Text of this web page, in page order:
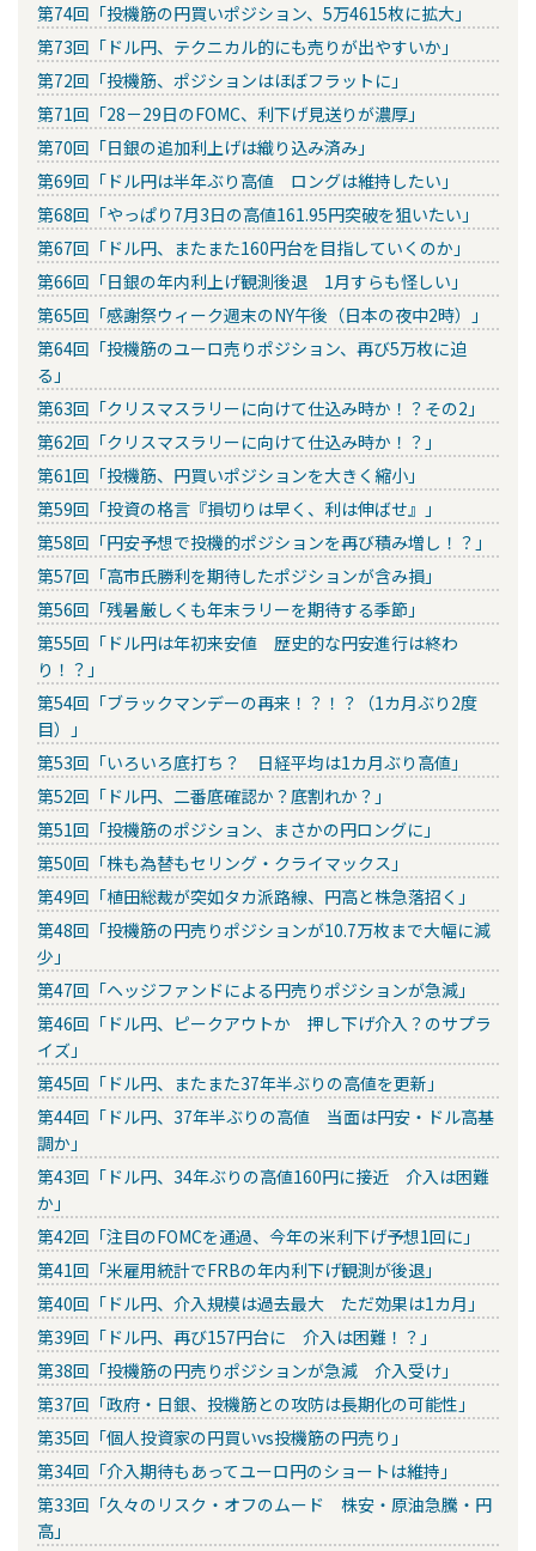
第74回「投機筋の円買いポジション、5万4615枚に拡大」
第73回「ドル円、テクニカル的にも売りが出やすいか」
第72回「投機筋、ポジションはほぼフラットに」
第71回「28－29日のFOMC、利下げ見送りが濃厚」
第70回「日銀の追加利上げは織り込み済み」
第69回「ドル円は半年ぶり高値 ロングは維持したい」
第68回「やっぱり7月3日の高値161.95円突破を狙いたい」
第67回「ドル円、またまた160円台を目指していくのか」
第66回「日銀の年内利上げ観測後退 1月すらも怪しい」
第65回「感謝祭ウィーク週末のNY午後（日本の夜中2時）」
第64回「投機筋のユーロ売りポジション、再び5万枚に迫
る」
第63回「クリスマスラリーに向けて仕込み時か！？その2」
第62回「クリスマスラリーに向けて仕込み時か！？」
第61回「投機筋、円買いポジションを大きく縮小」
第59回「投資の格言『損切りは早く、利は伸ばせ』」
第58回「円安予想で投機的ポジションを再び積み増し！？」
第57回「高市氏勝利を期待したポジションが含み損」
第56回「残暑厳しくも年末ラリーを期待する季節」
第55回「ドル円は年初来安値 歴史的な円安進行は終わ
り！？」
第54回「ブラックマンデーの再来！？！？（1カ月ぶり2度
目）」
第53回「いろいろ底打ち？ 日経平均は1カ月ぶり高値」
第52回「ドル円、二番底確認か？底割れか？」
第51回「投機筋のポジション、まさかの円ロングに」
第50回「株も為替もセリング・クライマックス」
第49回「植田総裁が突如タカ派路線、円高と株急落招く」
第48回「投機筋の円売りポジションが10.7万枚まで大幅に減
少」
第47回「ヘッジファンドによる円売りポジションが急減」
第46回「ドル円、ピークアウトか 押し下げ介入？のサプラ
イズ」
第45回「ドル円、またまた37年半ぶりの高値を更新」
第44回「ドル円、37年半ぶりの高値 当面は円安・ドル高基
調か」
第43回「ドル円、34年ぶりの高値160円に接近 介入は困難
か」
第42回「注目のFOMCを通過、今年の米利下げ予想1回に」
第41回「米雇用統計でFRBの年内利下げ観測が後退」
第40回「ドル円、介入規模は過去最大 ただ効果は1カ月」
第39回「ドル円、再び157円台に 介入は困難！？」
第38回「投機筋の円売りポジションが急減 介入受け」
第37回「政府・日銀、投機筋との攻防は長期化の可能性」
第35回「個人投資家の円買いvs投機筋の円売り」
第34回「介入期待もあってユーロ円のショートは維持」
第33回「久々のリスク・オフのムード 株安・原油急騰・円
高」